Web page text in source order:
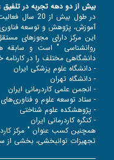
بیش از دو دهه تجربه در
در طول بیش
آموزش، پژوهش و توسعه
این مرکز دارای مجوزهای
روانشناسی " است و سابقه
دانشگاهی مختلف را در کارنامه
- دانشگاه علوم پزشکی ایران
- دانشگاه تهران
- انجمن علمی کاردرمانی ایران
- ستاد توسعه علوم و
- پژوهشکده علوم شناختی
- کنگره کاردرمانی ایران
همچنین کسب عنوان " مرکز
تجهیزات توانبخشی، بخشی از